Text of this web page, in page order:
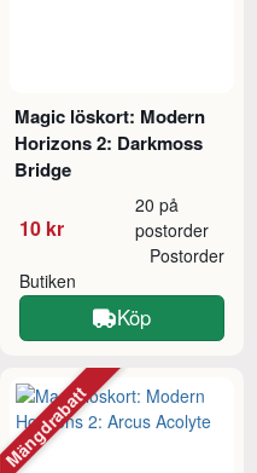
Magic löskort: Modern
Horizons 2: Darkmoss
Bridge
10 kr
20 på
postorder
Butiken
Postorder
Köp
Mängdrabatt